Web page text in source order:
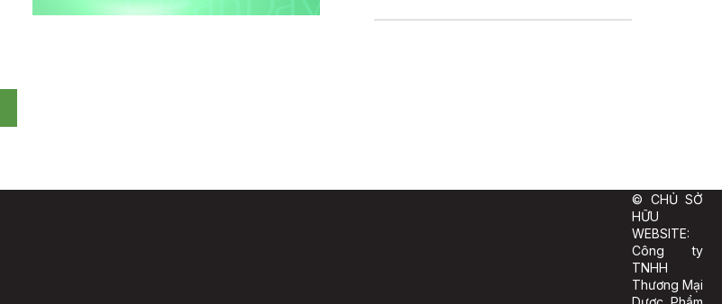
© CHỦ SỞ
HỮU
WEBSITE:
Công ty
TNHH
Thương Mại